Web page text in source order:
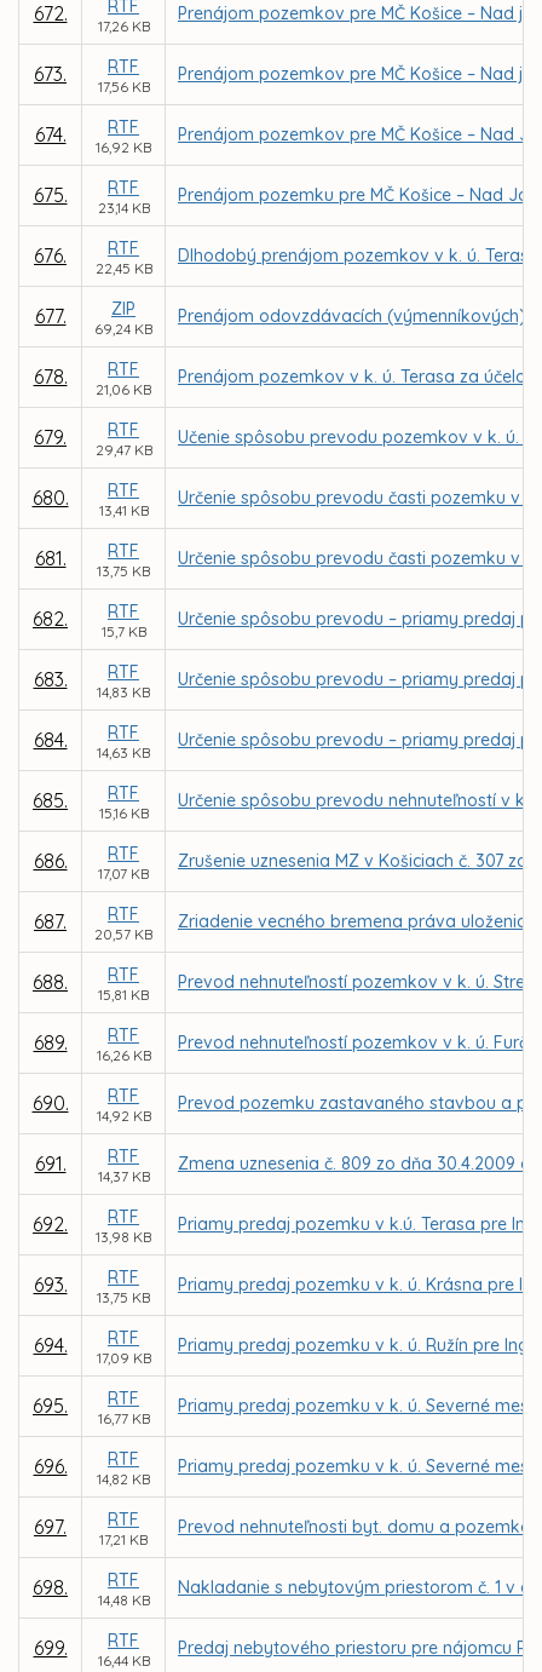
672. RTF
17,26 KB
Prenájom pozemkov pre MČ Košice – Nad
673. RTF
17,56 KB
Prenájom pozemkov pre MČ Košice – Nad
674. RTF
16,92 KB
Prenájom pozemkov pre MČ Košice – Nad
675. RTF
23,14 KB
Prenájom pozemku pre MČ Košice – Nad
676. RTF
22,45 KB
Dlhodobý prenájom pozemkov v k. ú.
677. ZIP
69,24 KB
Prenájom odovzdávacích (výmenníkových)
678. RTF
21,06 KB
Prenájom pozemkov v k. ú. Terasa za
679. RTF
29,47 KB
Učenie spôsobu prevodu pozemkov v k. ú.
680. RTF
13,41 KB
Určenie spôsobu prevodu časti pozemku v
681. RTF
13,75 KB
Určenie spôsobu prevodu časti pozemku v
682. RTF
15,7 KB
Určenie spôsobu prevodu – priamy predaj
683. RTF
14,83 KB
Určenie spôsobu prevodu – priamy predaj
684. RTF
14,63 KB
Určenie spôsobu prevodu – priamy predaj
685. RTF
15,16 KB
Určenie spôsobu prevodu nehnuteľností v
686. RTF
17,07 KB
Zrušenie uznesenia MZ v Košiciach č. 307
687. RTF
20,57 KB
Zriadenie vecného bremena práva uloženia
688. RTF
15,81 KB
Prevod nehnuteľností pozemkov v k. ú.
689. RTF
16,26 KB
Prevod nehnuteľností pozemkov v k. ú.
690. RTF
14,92 KB
Prevod pozemku zastavaného stavbou a
691. RTF
14,37 KB
Zmena uznesenia č. 809 zo dňa 30.4.2009
692. RTF
13,98 KB
Priamy predaj pozemku v k.ú. Terasa pre
693. RTF
13,75 KB
Priamy predaj pozemku v k. ú. Krásna pre
694. RTF
17,09 KB
Priamy predaj pozemku v k. ú. Ružín pre Ing.
695. RTF
16,77 KB
Priamy predaj pozemku v k. ú. Severné
696. RTF
14,82 KB
Priamy predaj pozemku v k. ú. Severné
697. RTF
17,21 KB
Prevod nehnuteľnosti byt. domu a
698. RTF
14,48 KB
Nakladanie s nebytovým priestorom č. 1 v
699. RTF
16,44 KB
Predaj nebytového priestoru pre nájomcu